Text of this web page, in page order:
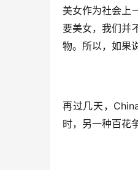
美女作为社会上
要美女，我们并
物。所以，如果
再过几天，
时，另一种百花